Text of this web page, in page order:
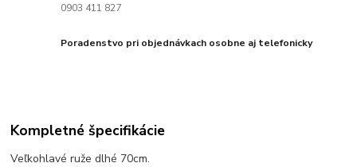
0903 411 827
Poradenstvo pri objednávkach osobne aj telefonicky
Kompletné špecifikácie
Veľkohlavé ruže dlhé 70cm.